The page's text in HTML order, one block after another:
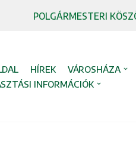
POLGÁRMESTERI
HÍREK VÁROSHÁZA
INFORMÁCIÓK